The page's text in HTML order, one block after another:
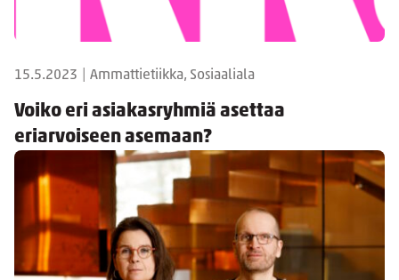
15.5.2023 Ammattietiikka, Sosiaaliala
Voiko eri asiakasryhmiä asettaa
eriarvoiseen asemaan?